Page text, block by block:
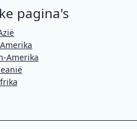
pagina's
Amerika